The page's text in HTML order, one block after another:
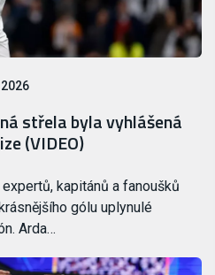
střela byla vyhlášená
(VIDEO)
kapitánů a fanoušků
gólu uplynulé
Arda…